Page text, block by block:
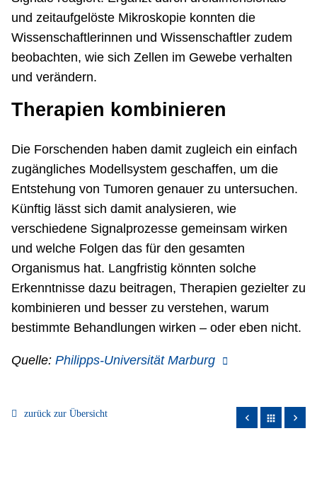
und zeitaufgelöste Mikroskopie konnten die
Wissenschaftlerinnen und Wissenschaftler zudem
beobachten, wie sich Zellen im Gewebe verhalten
und verändern.
Therapien kombinieren
Die Forschenden haben damit zugleich ein einfach
zugängliches Modellsystem geschaffen, um die
Entstehung von Tumoren genauer zu untersuchen.
Künftig lässt sich damit analysieren, wie
verschiedene Signalprozesse gemeinsam wirken
und welche Folgen das für den gesamten
Organismus hat. Langfristig könnten solche
Erkenntnisse dazu beitragen, Therapien gezielter zu
kombinieren und besser zu verstehen, warum
bestimmte Behandlungen wirken – oder eben nicht.
Quelle: Philipps-Universität Marburg
zurück zur Übersicht apps